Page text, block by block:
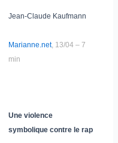
Jean-Claude Kaufmann
Marianne.net, 13/04 – 7
min
Une violence
symbolique contre le rap